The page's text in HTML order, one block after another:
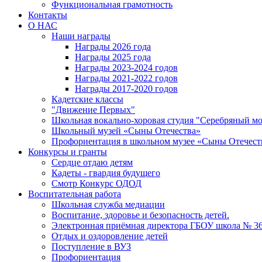
Функциональная грамотность
Контакты
О НАС
Наши награды
Награды 2026 года
Награды 2025 года
Награды 2023-2024 годов
Награды 2021-2022 годов
Награды 2017-2020 годов
Кадетские классы
"Движение Первых"
Школьная вокально-хоровая студия "Серебряный
Школьный музей «Сыны Отечества»
Профориентация в школьном музее «Сыны
Конкурсы и гранты
Сердце отдаю детям
Кадеты - гвардия будущего
Смотр Конкурс ОДОД
Воспитательная работа
Школьная служба медиации
Воспитание, здоровье и безопасность детей.
Электронная приёмная директора ГБОУ школа №
Отдых и оздоровление детей
Поступление в ВУЗ
Профориентация